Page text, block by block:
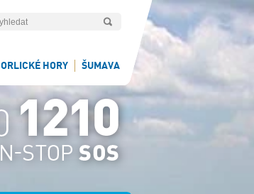
ORLICKÉ HORY ŠUMAVA